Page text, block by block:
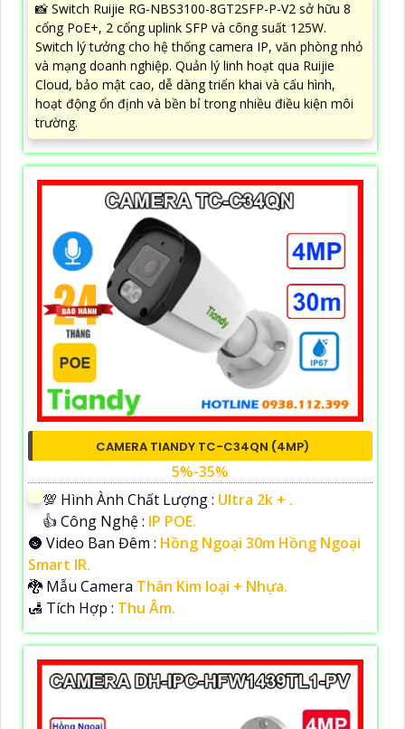
📸 Switch Ruijie RG-NBS3100-8GT2SFP-P-V2 sở hữu 8
cổng PoE+, 2 cổng uplink SFP và công suất 125W.
Switch lý tưởng cho hệ thống camera IP, văn phòng nhỏ
và mạng doanh nghiệp. Quản lý linh hoạt qua Ruijie
Cloud, bảo mật cao, dễ dàng triển khai và cấu hình,
hoạt động ổn định và bền bỉ trong nhiều điều kiện môi
trường.
CAMERA TIANDY TC-C34QN (4MP)
5%-35%
💯 Hình Ành Chất Lượng : Ultra 2k + .
👍 Công Nghệ : IP POE.
🌚 Video Ban Đêm : Hồng Ngoại 30m Hồng Ngoại
Smart IR.
🐉️ Mẫu Camera Thân Kim loại + Nhựa.
️🛃 Tích Hợp : Thu Âm.